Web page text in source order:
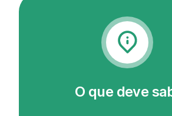
O que deve